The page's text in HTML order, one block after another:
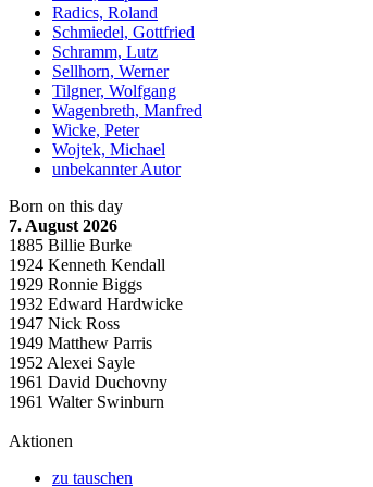
Radics, Roland
Schmiedel, Gottfried
Schramm, Lutz
Sellhorn, Werner
Tilgner, Wolfgang
Wagenbreth, Manfred
Wicke, Peter
Wojtek, Michael
unbekannter Autor
Born on this day
7. August 2026
1885 Billie Burke
1924 Kenneth Kendall
1929 Ronnie Biggs
1932 Edward Hardwicke
1947 Nick Ross
1949 Matthew Parris
1952 Alexei Sayle
1961 David Duchovny
1961 Walter Swinburn
Aktionen
zu tauschen